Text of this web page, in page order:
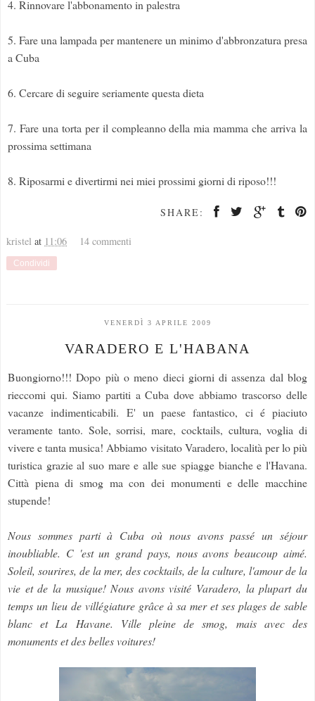
4. Rinnovare l'abbonamento in palestra
5. Fare una lampada per mantenere un minimo d'abbronzatura presa
a Cuba
6. Cercare di seguire seriamente questa dieta
7. Fare una torta per il compleanno della mia mamma che arriva la
prossima settimana
8. Riposarmi e divertirmi nei miei prossimi giorni di riposo!!!
SHARE:
kristel at 11:06 14 commenti
Condividi
VENERDÌ 3 APRILE 2009
VARADERO E L'HABANA
Buongiorno!!! Dopo più o meno dieci giorni di assenza dal blog
rieccomi qui. Siamo partiti a Cuba dove abbiamo trascorso delle
vacanze indimenticabili. E' un paese fantastico, ci é piaciuto
veramente tanto. Sole, sorrisi, mare, cocktails, cultura, voglia di
vivere e tanta musica! Abbiamo visitato Varadero, località per lo più
turistica grazie al suo mare e alle sue spiagge bianche e l'Havana.
Città piena di smog ma con dei monumenti e delle macchine
stupende!
Nous sommes parti à Cuba où nous avons passé un séjour
inoubliable. C 'est un grand pays, nous avons beaucoup aimé.
Soleil, sourires, de la mer, des cocktails, de la culture, l'amour de la
vie et de la musique! Nous avons visité Varadero, la plupart du
temps un lieu de villégiature grâce à sa mer et ses plages de sable
blanc et La Havane. Ville pleine de smog, mais avec des
monuments et des belles voitures!